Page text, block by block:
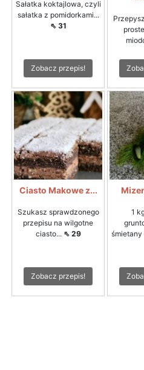
Sałatka koktajlowa, czyli
sałatka z pomidorkami...
⇖ 31
Zobacz przepis!
Ciasto Makowe z...
Szukasz sprawdzonego
przepisu na wilgotne
ciasto... ⇖ 29
Zobacz przepis!
1
śmietany